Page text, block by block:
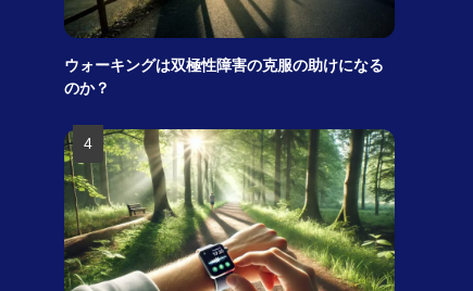
ウォーキングは双極性障害の克服の助けになる
のか？